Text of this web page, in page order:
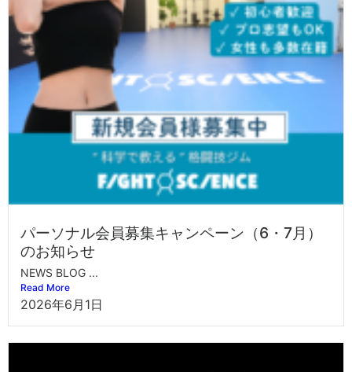
パーソナル会員募集キャンペーン（6・7月）
のお知らせ
NEWS BLOG ...
Read More
2026年6月1日